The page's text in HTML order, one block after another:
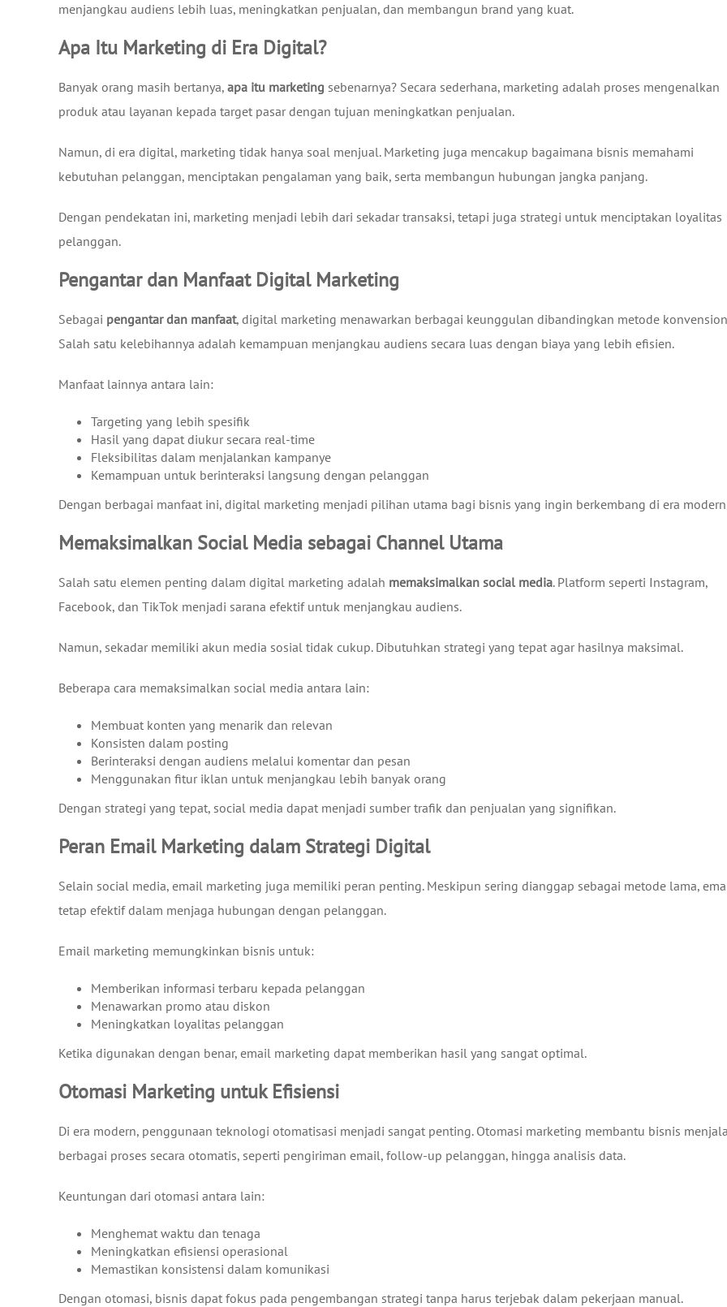
menjangkau audiens lebih luas, meningkatkan penjualan, dan membangun brand yang kuat.
Apa Itu Marketing di Era Digital?
Banyak orang masih bertanya, apa itu marketing sebenarnya? Secara sederhana, marketing adalah proses mengenalkan
produk atau layanan kepada target pasar dengan tujuan meningkatkan penjualan.
Namun, di era digital, marketing tidak hanya soal menjual. Marketing juga mencakup bagaimana bisnis memahami
kebutuhan pelanggan, menciptakan pengalaman yang baik, serta membangun hubungan jangka panjang.
Dengan pendekatan ini, marketing menjadi lebih dari sekadar transaksi, tetapi juga strategi untuk menciptakan loyalitas
pelanggan.
Pengantar dan Manfaat Digital Marketing
Sebagai pengantar dan manfaat, digital marketing menawarkan berbagai keunggulan dibandingkan metode
Salah satu kelebihannya adalah kemampuan menjangkau audiens secara luas dengan biaya yang lebih efisien.
Manfaat lainnya antara lain:
Targeting yang lebih spesifik
Hasil yang dapat diukur secara real-time
Fleksibilitas dalam menjalankan kampanye
Kemampuan untuk berinteraksi langsung dengan pelanggan
Dengan berbagai manfaat ini, digital marketing menjadi pilihan utama bagi bisnis yang ingin berkembang di era
Memaksimalkan Social Media sebagai Channel Utama
Salah satu elemen penting dalam digital marketing adalah memaksimalkan social media. Platform seperti Instagram,
Facebook, dan TikTok menjadi sarana efektif untuk menjangkau audiens.
Namun, sekadar memiliki akun media sosial tidak cukup. Dibutuhkan strategi yang tepat agar hasilnya maksimal.
Beberapa cara memaksimalkan social media antara lain:
Membuat konten yang menarik dan relevan
Konsisten dalam posting
Berinteraksi dengan audiens melalui komentar dan pesan
Menggunakan fitur iklan untuk menjangkau lebih banyak orang
Dengan strategi yang tepat, social media dapat menjadi sumber trafik dan penjualan yang signifikan.
Peran Email Marketing dalam Strategi Digital
Selain social media, email marketing juga memiliki peran penting. Meskipun sering dianggap sebagai metode lama,
tetap efektif dalam menjaga hubungan dengan pelanggan.
Email marketing memungkinkan bisnis untuk:
Memberikan informasi terbaru kepada pelanggan
Menawarkan promo atau diskon
Meningkatkan loyalitas pelanggan
Ketika digunakan dengan benar, email marketing dapat memberikan hasil yang sangat optimal.
Otomasi Marketing untuk Efisiensi
Di era modern, penggunaan teknologi otomatisasi menjadi sangat penting. Otomasi marketing membantu bisnis
berbagai proses secara otomatis, seperti pengiriman email, follow-up pelanggan, hingga analisis data.
Keuntungan dari otomasi antara lain:
Menghemat waktu dan tenaga
Meningkatkan efisiensi operasional
Memastikan konsistensi dalam komunikasi
Dengan otomasi, bisnis dapat fokus pada pengembangan strategi tanpa harus terjebak dalam pekerjaan manual.